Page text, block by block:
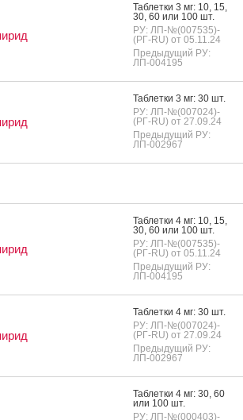
Таб­летки 3 мг: 10, 15,
30, 60 или 100 шт.
РУ: ЛП-№(007535)-
(РГ-RU) от 05.11.24
Предыдущий РУ:
ЛП-004195
Таб­летки 3 мг: 30 шт.
РУ: ЛП-№(007024)-
(РГ-RU) от 27.09.24
Предыдущий РУ:
ЛП-002967
Таб­летки 4 мг: 10, 15,
30, 60 или 100 шт.
РУ: ЛП-№(007535)-
(РГ-RU) от 05.11.24
Предыдущий РУ:
ЛП-004195
Таб­летки 4 мг: 30 шт.
РУ: ЛП-№(007024)-
(РГ-RU) от 27.09.24
Предыдущий РУ:
ЛП-002967
Таб­летки 4 мг: 30, 60
или 100 шт.
РУ: ЛП-№(000403)-